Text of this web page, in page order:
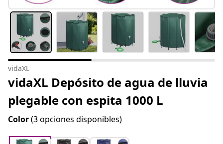
vidaXL
vidaXL Depósito de agua de lluvia
plegable con espita 1000 L
Color(3 opciones disponibles)